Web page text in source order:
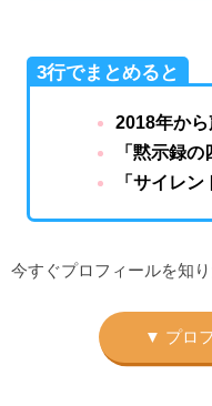
3行でまとめると
2018年か
「黙示録
「サイレ
今すぐプロフィールを知